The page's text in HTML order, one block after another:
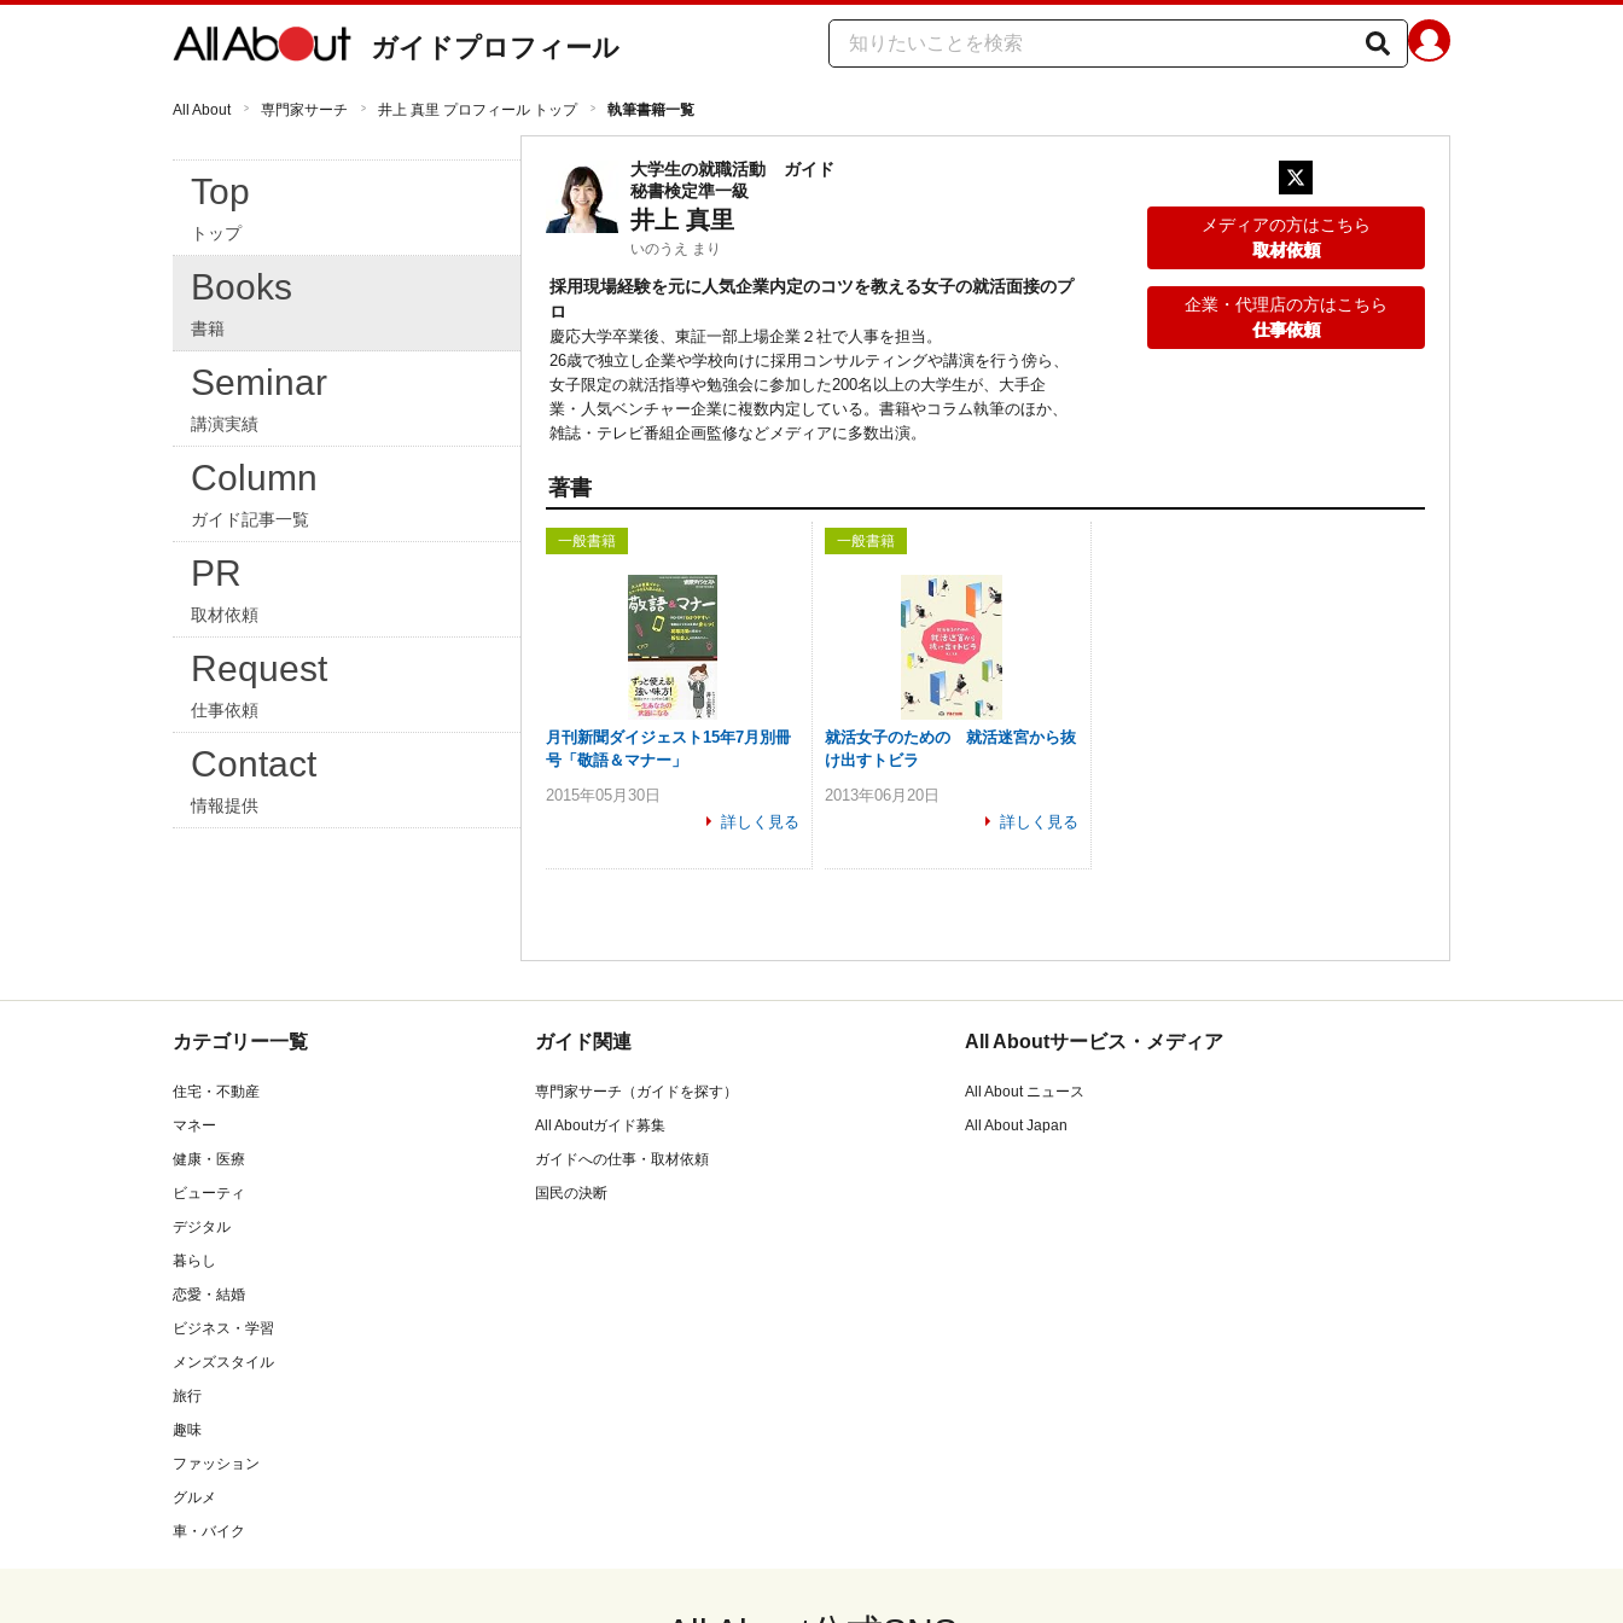
ガイドプロフィール
All About 専門家サーチ 井上 真里 プロフィール トップ 執筆書籍一覧
Top
トップ
Books
書籍
Seminar
講演実績
Column
ガイド記事一覧
PR
取材依頼
Request
仕事依頼
Contact
情報提供
大学生の就職活動
ガイド
秘書検定準一級
井上 真里
いのうえ まり
採用現場経験を元に人気企業内定のコツを教える女子の就活面接のプ
ロ
慶応大学卒業後、東証一部上場企業２社で人事を担当。
26歳で独立し企業や学校向けに採用コンサルティングや講演を行う傍ら、
女子限定の就活指導や勉強会に参加した200名以上の大学生が、大手企
業・人気ベンチャー企業に複数内定している。書籍やコラム執筆のほか、
雑誌・テレビ番組企画監修などメディアに多数出演。
メディアの方はこちら
取材依頼
企業・代理店の方はこちら
仕事依頼
著書
一般書籍
月刊新聞ダイジェスト15年7月別冊
号「敬語＆マナー」
2015年05月30日
詳しく見る
一般書籍
就活女子のための 就活迷宮から抜
け出すトビラ
2013年06月20日
詳しく見る
カテゴリー一覧
住宅・不動産
マネー
健康・医療
ビューティ
デジタル
暮らし
恋愛・結婚
ビジネス・学習
メンズスタイル
旅行
趣味
ファッション
グルメ
車・バイク
ガイド関連
専門家サーチ（ガイドを探す）
All Aboutガイド募集
ガイドへの仕事・取材依頼
国民の決断
All Aboutサービス・メディア
All About ニュース
All About Japan